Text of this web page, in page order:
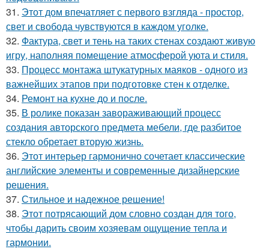
31. Этот дом впечатляет с первого взгляда - простор,
свет и свобода чувствуются в каждом уголке.
32. Фактура, свет и тень на таких стенах создают живую
игру, наполняя помещение атмосферой уюта и стиля.
33. Процесс монтажа штукатурных маяков - одного из
важнейших этапов при подготовке стен к отделке.
34. Ремонт на кухне до и после.
35. В ролике показан завораживающий процесс
создания авторского предмета мебели, где разбитое
стекло обретает вторую жизнь.
36. Этот интерьер гармонично сочетает классические
английские элементы и современные дизайнерские
решения.
37. Стильное и надежное решение!
38. Этот потрясающий дом словно создан для того,
чтобы дарить своим хозяевам ощущение тепла и
гармонии.